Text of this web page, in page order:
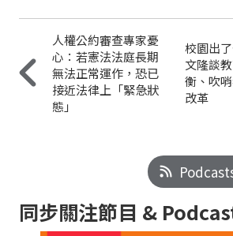
人權公約審查專家憂
心：若憲法法庭長期
無法正常運作，恐已
接近法律上「緊急狀
態」
校園出
文隆談
衡、吹
改革
同步關注節目 &